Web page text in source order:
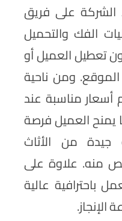
الشركة على فريق
الفك والتحميل
تعطيل العميل أو
ومن ناحية
أسعار مناسبة عند
يمنح العميل فرصة
جيدة من الأثاث
منه. علاوة على
باحترافية عالية
الإنجاز.